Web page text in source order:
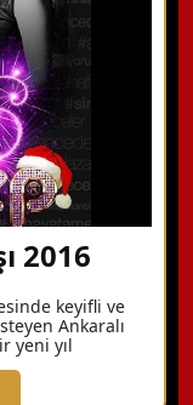
2016
keyifli ve
Ankaralı
yeni yıl